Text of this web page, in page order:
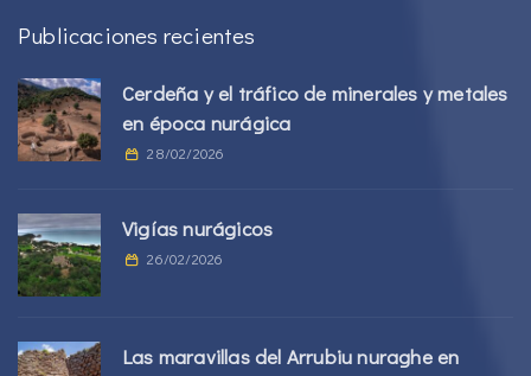
Publicaciones recientes
Cerdeña y el tráfico de minerales y metales
en época nurágica
28/02/2026
Vigías nurágicos
26/02/2026
Las maravillas del Arrubiu nuraghe en